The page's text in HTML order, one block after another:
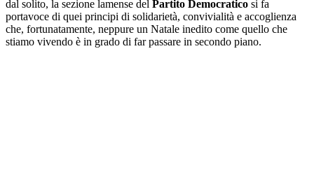
dal solito, la sezione lamense del Partito Democratico si fa
portavoce di quei principi di solidarietà, convivialità e accoglienza
che, fortunatamente, neppure un Natale inedito come quello che
stiamo vivendo è in grado di far passare in secondo piano.